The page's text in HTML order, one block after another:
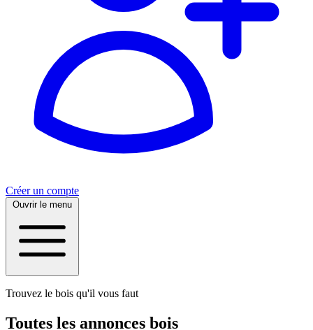
Créer un compte
Ouvrir le menu
Trouvez le bois qu'il vous faut
Toutes les annonces bois